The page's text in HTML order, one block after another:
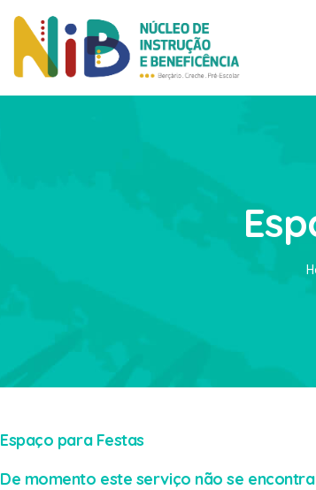
Espaço para Festas
De momento este serviço não se